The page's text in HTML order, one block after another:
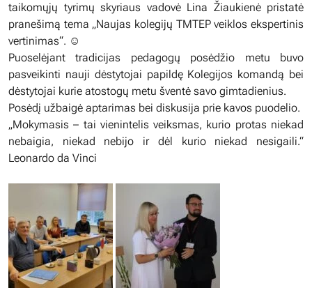
taikomųjų tyrimų skyriaus vadovė Lina Žiaukienė pristatė
pranešimą tema „Naujas kolegijų TMTEP veiklos ekspertinis
vertinimas“. ☺️
Puoselėjant tradicijas pedagogų posėdžio metu buvo
pasveikinti nauji dėstytojai papildę Kolegijos komandą bei
dėstytojai kurie atostogų metu šventė savo gimtadienius.
Posėdį užbaigė aptarimas bei diskusija prie kavos puodelio.
„Mokymasis – tai vienintelis veiksmas, kurio protas niekad
nebaigia, niekad nebijo ir dėl kurio niekad nesigaili.“
Leonardo da Vinci